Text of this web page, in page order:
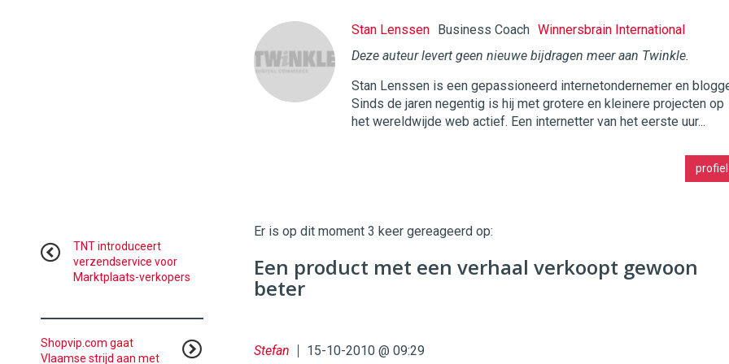
Stan Lenssen Business Coach Winnersbrain International
Deze auteur levert geen nieuwe bijdragen meer aan Twinkle.
Stan Lenssen is een gepassioneerd internetondernemer en
Sinds de jaren negentig is hij met grotere en kleinere projecten op
het wereldwijde web actief. Een internetter van het eerste uur...
profiel
Twinkle
|
Digital
Commerce
https://twinklemagazine.nl
Er is op dit moment 3 keer gereageerd op:
Een product met een verhaal verkoopt gewoon
beter
Stefan 15-10-2010 @ 09:29
TNT introduceert
verzendservice voor
Marktplaats-verkopers
Shopvip.com gaat
Vlaamse strijd aan met